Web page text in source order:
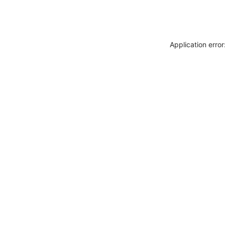
Application